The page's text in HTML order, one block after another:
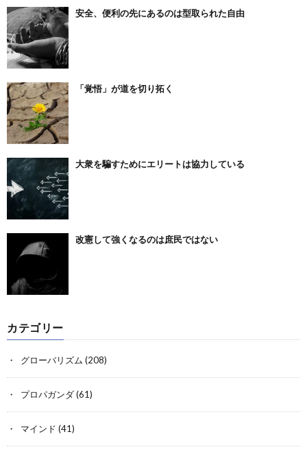
安全、便利の先にあるのは型取られた自由
「覚悟」が道を切り拓く
大衆を騙すためにエリートは協力している
改憲して強くなるのは庶民ではない
カテゴリー
グローバリズム (208)
プロパガンダ(61)
マインド (41)